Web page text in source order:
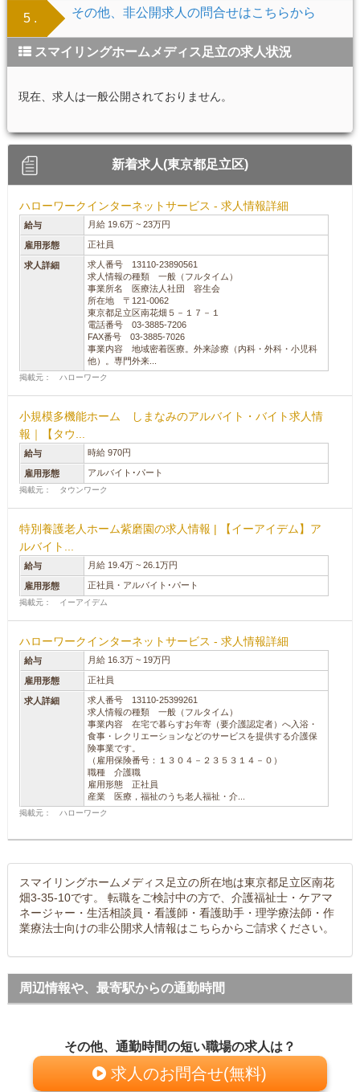
5 .
その他、非公開求人の問合せはこちらから
スマイリングホームメディス足立の求人状況
現在、求人は一般公開されておりません。
新着求人(東京都足立区)
ハローワークインターネットサービス - 求人情報詳細
給与 月給 19.6万 ~ 23万円
雇用形態 正社員
求人詳細
求人番号 13110-23890561
求人情報の種類 一般（フルタイム）
事業所名 医療法人社団 容生会
所在地 〒121-0062
東京都足立区南花畑５－１７－１
電話番号 03-3885-7206
FAX番号 03-3885-7026
事業内容 地域密着医療。外来診療（内科・外科・小児科
他）。専門外来...
掲載元： ハローワーク
小規模多機能ホーム しまなみのアルバイト・バイト求人情
報｜【タウ...
給与 時給 970円
雇用形態 アルバイト･パート
掲載元： タウンワーク
特別養護老人ホーム紫磨園の求人情報 | 【イーアイデム】ア
ルバイト...
給与 月給 19.4万 ~ 26.1万円
雇用形態 正社員・アルバイト･パート
掲載元： イーアイデム
ハローワークインターネットサービス - 求人情報詳細
給与 月給 16.3万 ~ 19万円
雇用形態 正社員
求人詳細
求人番号 13110-25399261
求人情報の種類 一般（フルタイム）
事業内容 在宅で暮らすお年寄（要介護認定者）へ入浴・
食事・レクリエーションなどのサービスを提供する介護保
険事業です。
（雇用保険番号：１３０４－２３５３１４－０）
職種 介護職
雇用形態 正社員
産業 医療，福祉のうち老人福祉・介...
掲載元： ハローワーク
スマイリングホームメディス足立の所在地は東京都足立区南花
畑3-35-10です。 転職をご検討中の方で、介護福祉士・ケアマ
ネージャー・生活相談員・看護師・看護助手・理学療法師・作
業療法士向けの非公開求人情報はこちらからご請求ください。
周辺情報や、最寄駅からの通勤時間
その他、通勤時間の短い職場の求人は？
求人のお問合せ(無料)